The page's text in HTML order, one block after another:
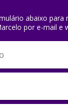
abaixo para
por e-mail e